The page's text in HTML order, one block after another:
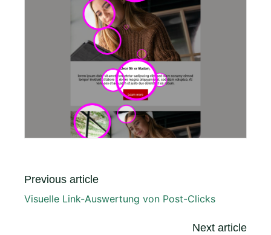
Previous article
Visuelle Link-Auswertung von Post-Clicks
Next article